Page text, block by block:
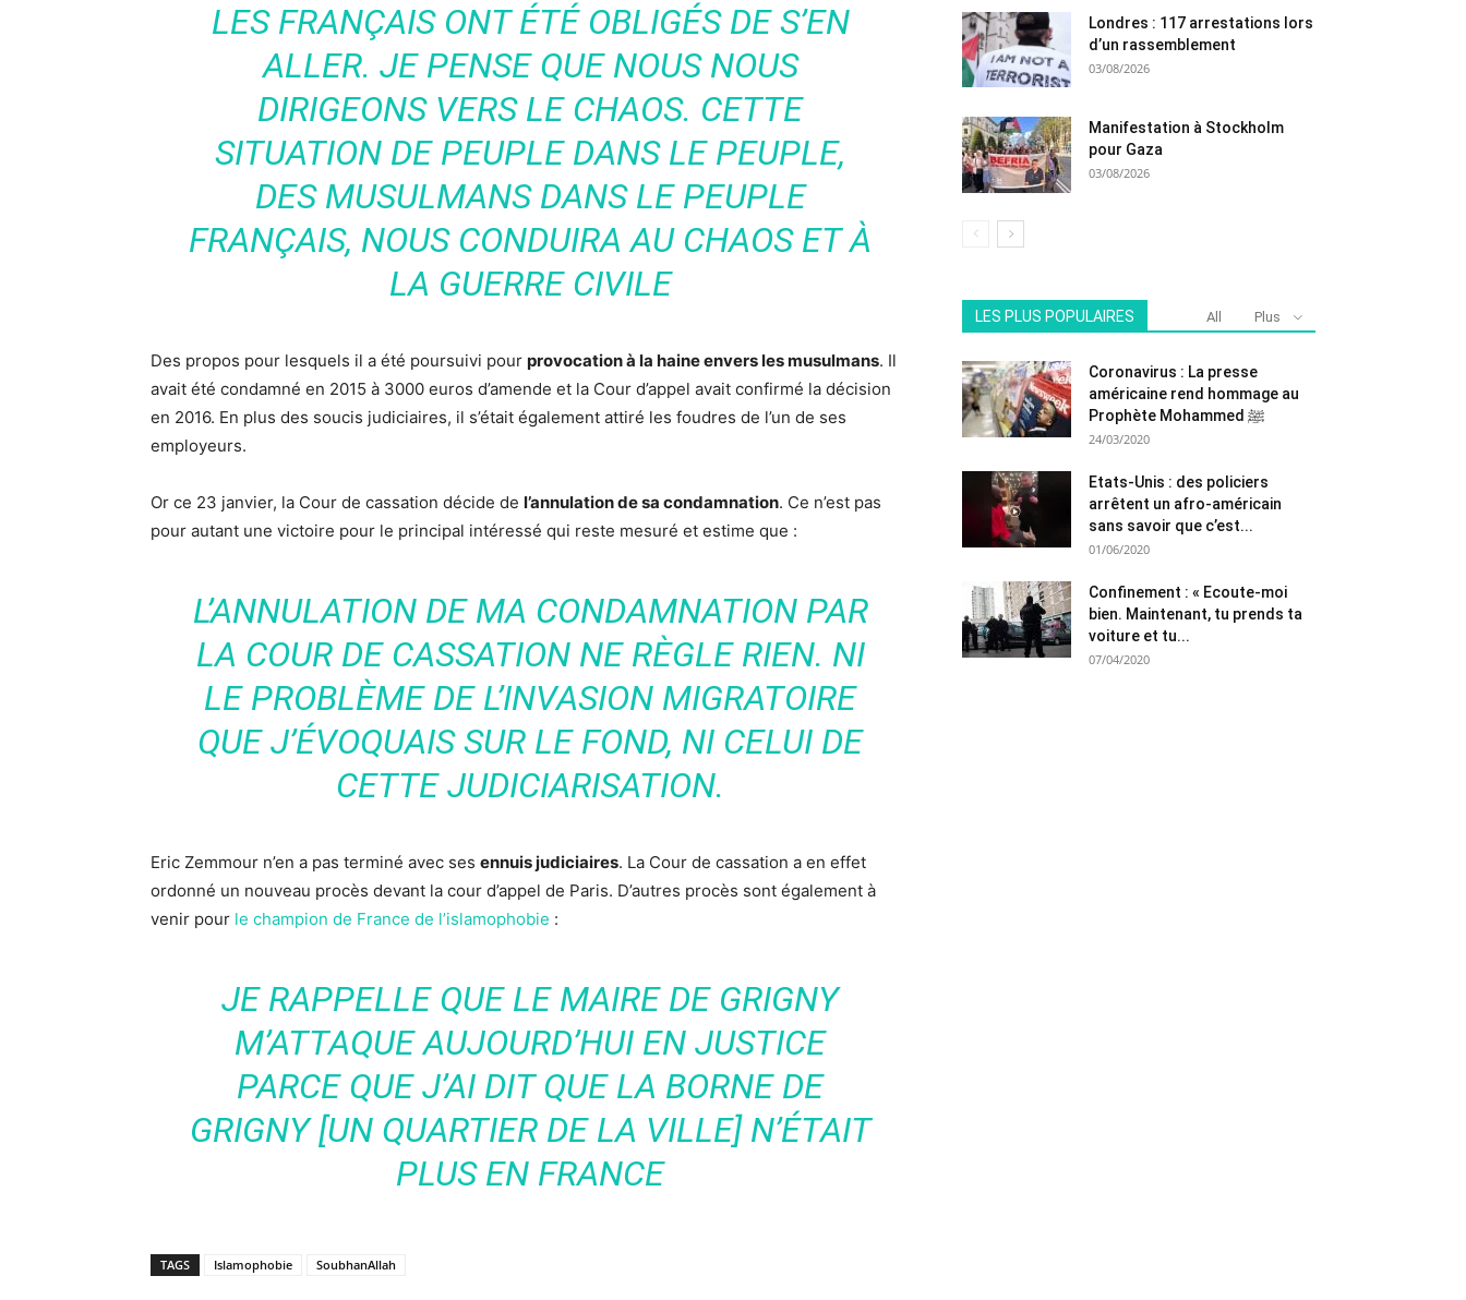
LES FRANÇAIS ONT ÉTÉ OBLIGÉS DE S’EN
ALLER. JE PENSE QUE NOUS NOUS
DIRIGEONS VERS LE CHAOS. CETTE
SITUATION DE PEUPLE DANS LE PEUPLE,
DES MUSULMANS DANS LE PEUPLE
FRANÇAIS, NOUS CONDUIRA AU CHAOS ET À
LA GUERRE CIVILE
Des propos pour lesquels il a été poursuivi pour provocation à la haine envers les musulmans. Il
avait été condamné en 2015 à 3000 euros d’amende et la Cour d’appel avait confirmé la décision
en 2016. En plus des soucis judiciaires, il s’était également attiré les foudres de l’un de ses
employeurs.
Or ce 23 janvier, la Cour de cassation décide de l’annulation de sa condamnation. Ce n’est pas
pour autant une victoire pour le principal intéressé qui reste mesuré et estime que :
L’ANNULATION DE MA CONDAMNATION PAR
LA COUR DE CASSATION NE RÈGLE RIEN. NI
LE PROBLÈME DE L’INVASION MIGRATOIRE
QUE J’ÉVOQUAIS SUR LE FOND, NI CELUI DE
CETTE JUDICIARISATION.
Eric Zemmour n’en a pas terminé avec ses ennuis judiciaires. La Cour de cassation a en effet
ordonné un nouveau procès devant la cour d’appel de Paris. D’autres procès sont également à
venir pour le champion de France de l’islamophobie :
JE RAPPELLE QUE LE MAIRE DE GRIGNY
M’ATTAQUE AUJOURD’HUI EN JUSTICE
PARCE QUE J’AI DIT QUE LA BORNE DE
GRIGNY [UN QUARTIER DE LA VILLE] N’ÉTAIT
PLUS EN FRANCE
TAGS Islamophobie SoubhanAllah
Londres : 117 arrestations lors
d’un rassemblement
03/08/2026
Manifestation à Stockholm
pour Gaza
03/08/2026
LES PLUS POPULAIRES All Plus
Coronavirus : La presse
américaine rend hommage au
Prophète Mohammed ﷺ
24/03/2020
Etats-Unis : des policiers
arrêtent un afro-américain
sans savoir que c’est...
01/06/2020
Confinement : « Ecoute-moi
bien. Maintenant, tu prends ta
voiture et tu...
07/04/2020